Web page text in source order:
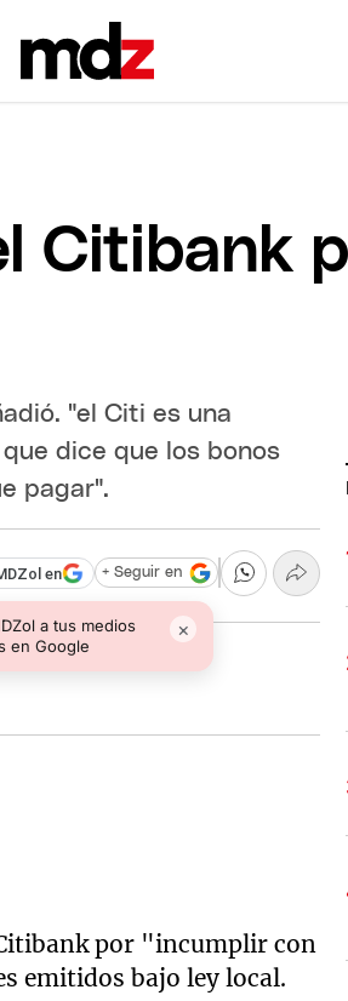
Citibank
"el Citi es una
dice que los bonos
pagar".
en
a tus medios
en Google
×
+ Seguir en
por "incumplir con
emitidos bajo ley local.